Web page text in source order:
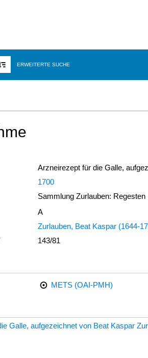
ERWEITERTE SUCHE
Arzneirezept für die Galle,
1700
Sammlung Zurlauben:
A
Zurlauben, Beat Kaspar (1644-
143/81
METS (OAI-PMH)
Galle, aufgezeichnet von Beat Kaspar